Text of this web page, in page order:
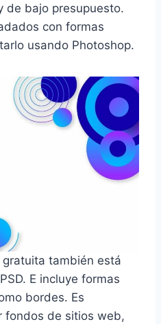
de bajo presupuesto.
con formas
usando Photoshop.
también está
E incluye formas
bordes. Es
fondos de sitios web,